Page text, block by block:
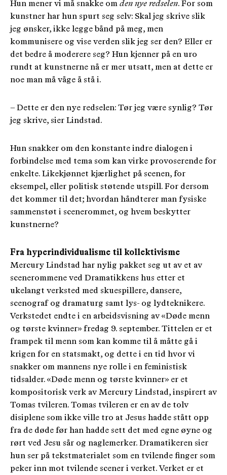
Hun mener vi må snakke om den nye redselen. For som
kunstner har hun spurt seg selv: Skal jeg skrive slik
jeg ønsker, ikke legge bånd på meg, men
kommunisere og vise verden slik jeg ser den? Eller er
det bedre å moderere seg? Hun kjenner på en uro
rundt at kunstnerne nå er mer utsatt, men at dette er
noe man må våge å stå i.
­– Dette er den nye redselen: Tør jeg være synlig? Tør
jeg skrive, sier Lindstad.
Hun snakker om den konstante indre dialogen i
forbindelse med tema som kan virke provoserende for
enkelte. Likekjønnet kjærlighet på scenen, for
eksempel, eller politisk støtende utspill. For dersom
det kommer til det; hvordan håndterer man fysiske
sammenstøt i scenerommet, og hvem beskytter
kunstnerne?
Fra hyperindividualisme til kollektivisme
Mercury Lindstad har nylig pakket seg ut av et av
scenerommene ved Dramatikkens hus etter et
ukelangt verksted med skuespillere, dansere,
scenograf og dramaturg samt lys- og lydteknikere.
Verkstedet endte i en arbeidsvisning av «Døde menn
og tørste kvinner» fredag 9. september. Tittelen er et
frampek til menn som kan komme til å måtte gå i
krigen for en statsmakt, og dette i en tid hvor vi
snakker om mannens nye rolle i en feministisk
tidsalder. «Døde menn og tørste kvinner» er et
kompositorisk verk av Mercury Lindstad, inspirert av
Tomas tvileren. Tomas tvileren er en av de tolv
disiplene som ikke ville tro at Jesus hadde stått opp
fra de døde før han hadde sett det med egne øyne og
rørt ved Jesu sår og naglemerker. Dramatikeren sier
hun ser på tekstmaterialet som en tvilende finger som
peker inn mot tvilende scener i verket. Verket er et